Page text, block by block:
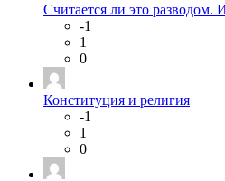
Считается ли это разводом.
-1
1
0
Конституция и религия
-1
1
0